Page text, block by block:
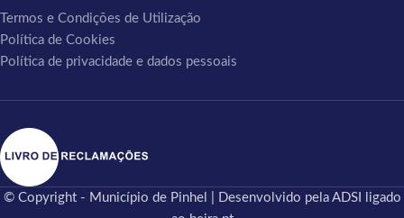
Termos e Condições de Utilização
Política de Cookies
Política de privacidade e dados pessoais
© Copyright - Município de Pinhel | Desenvolvido pela ADSI ligado